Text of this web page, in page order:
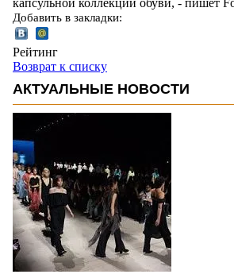
Добавить в закладки:
Рейтинг
Возврат к списку
АКТУАЛЬНЫЕ НОВОСТИ